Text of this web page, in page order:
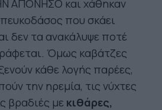
ΑΠΟΝΗΣΟ και χάθηκαν
που σκάει
δεν τα ανακάλυψε ποτέ
Όμως καβάτζες
κάθε λογής παρέες,
την ηρεμία, τις νύχτες
βραδιές με κιθάρες,